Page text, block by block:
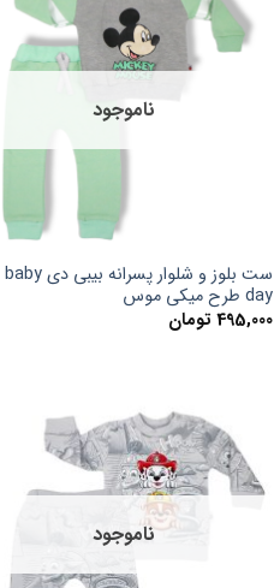
ناموجود
ست بلوز و شلوار پسرانه بیبی دی baby
day طرح میکی موس
495,000 تومان
ناموجود